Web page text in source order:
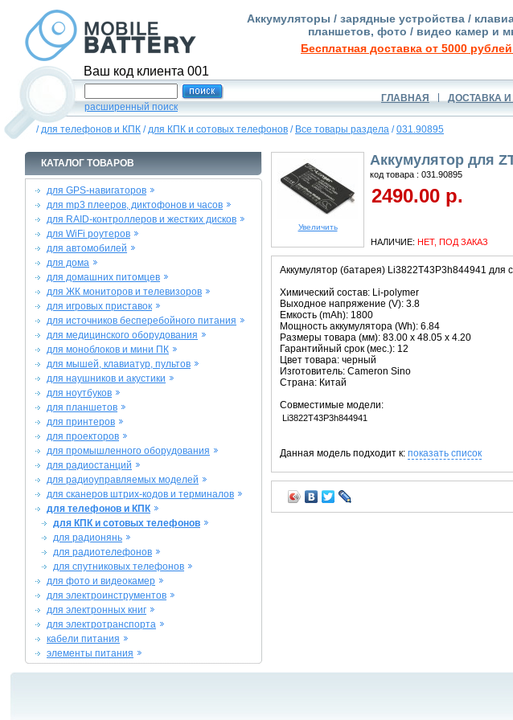
Ваш код клиента 001
Аккумуляторы / зарядные устройства /
планшетов, фото / видео камер и
Бесплатная доставка от 5000
расширенный поиск
ГЛАВНАЯ ДОСТАВКА И
/для телефонов и КПК /для КПК и сотовых телефонов / Все товары раздела /031.90895
КАТАЛОГ ТОВАРОВ
для GPS-навигаторов
для mp3 плееров, диктофонов и часов
для RAID-контроллеров и жестких дисков
для WiFi роутеров
для автомобилей
для дома
для домашних питомцев
для ЖК мониторов и телевизоров
для игровых приставок
для источников бесперебойного питания
для медицинского оборудования
для моноблоков и мини ПК
для мышей, клавиатур, пультов
для наушников и акустики
для ноутбуков
для планшетов
для принтеров
для проекторов
для промышленного оборудования
для радиостанций
для радиоуправляемых моделей
для сканеров штрих-кодов и терминалов
для телефонов и КПК
для КПК и сотовых телефонов
для радионянь
для радиотелефонов
для спутниковых телефонов
для фото и видеокамер
для электроинструментов
для электронных книг
для электротранспорта
кабели питания
элементы питания
Увеличить
Аккумулятор для
код товара : 031.90895
2490.00 р.
НАЛИЧИЕ: НЕТ, ПОД ЗАКАЗ
Аккумулятор (батарея) Li3822T43P3h844941 для
Химический состав: Li-polymer
Выходное напряжение (V): 3.8
Емкость (mAh): 1800
Мощность аккумулятора (Wh): 6.84
Размеры товара (мм): 83.00 x 48.05 x 4.20
Гарантийный срок (мес.): 12
Цвет товара: черный
Изготовитель: Cameron Sino
Страна: Китай
Совместимые модели:
Li3822T43P3h844941
Данная модель подходит к: показать список